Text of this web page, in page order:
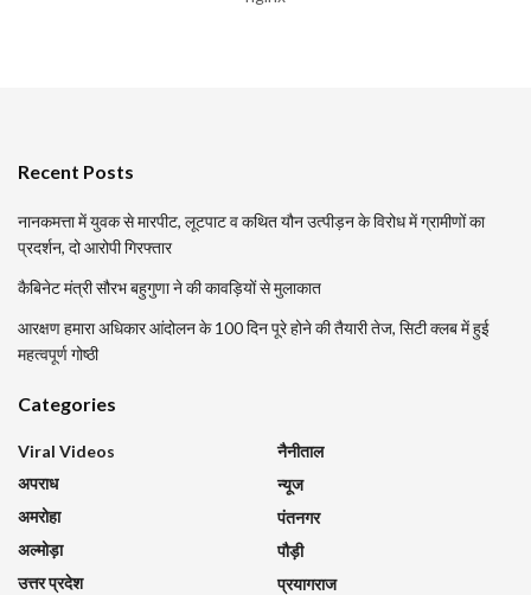
Recent Posts
नानकमत्ता में युवक से मारपीट, लूटपाट व कथित यौन उत्पीड़न के विरोध में ग्रामीणों का
प्रदर्शन, दो आरोपी गिरफ्तार
कैबिनेट मंत्री सौरभ बहुगुणा ने की कावड़ियों से मुलाकात
आरक्षण हमारा अधिकार आंदोलन के 100 दिन पूरे होने की तैयारी तेज, सिटी क्लब में हुई
महत्वपूर्ण गोष्ठी
Categories
Viral Videos
अपराध
अमरोहा
अल्मोड़ा
उत्तर प्रदेश
नैनीताल
न्यूज
पंतनगर
पौड़ी
प्रयागराज